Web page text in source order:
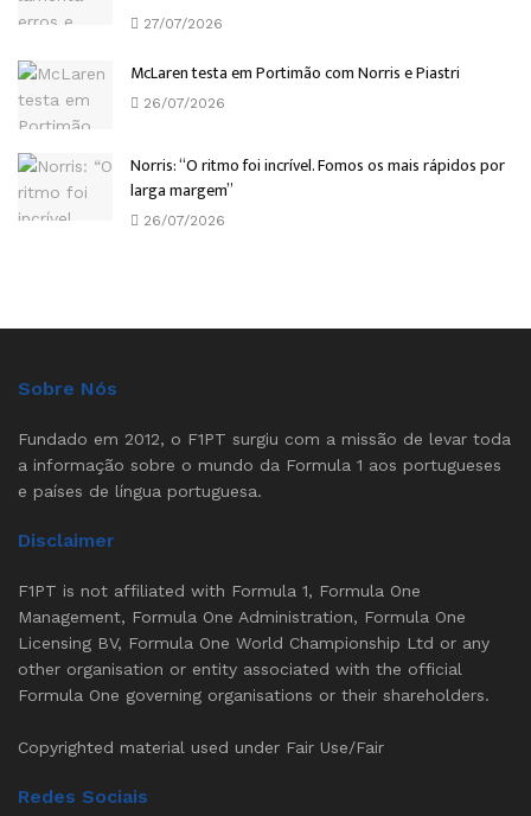
27/07/2026
McLaren testa em Portimão com Norris e Piastri
26/07/2026
Norris: “O ritmo foi incrível. Fomos os mais rápidos por
larga margem”
26/07/2026
Sobre Nós
Fundado em 2012, o F1PT surgiu com a missão de levar toda
a informação sobre o mundo da Formula 1 aos portugueses
e países de língua portuguesa.
Disclaimer
F1PT is not affiliated with Formula 1, Formula One
Management, Formula One Administration, Formula One
Licensing BV, Formula One World Championship Ltd or any
other organisation or entity associated with the official
Formula One governing organisations or their shareholders.
Copyrighted material used under Fair Use/Fair
Redes Sociais